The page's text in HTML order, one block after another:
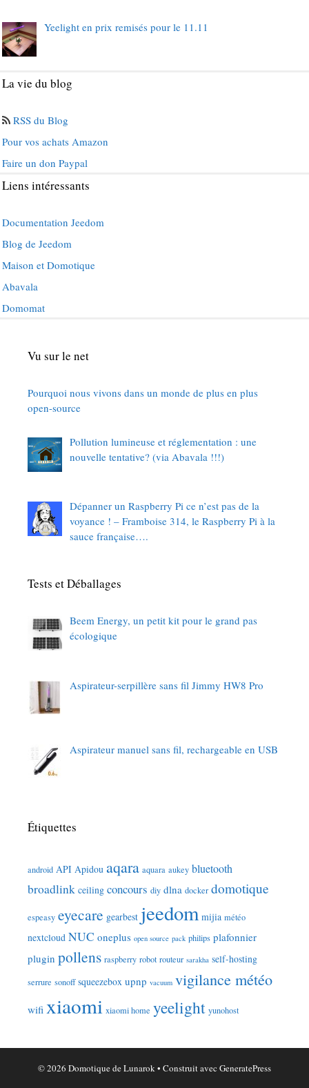
Yeelight en prix remisés pour le 11.11
La vie du blog
RSS du Blog
Pour vos achats Amazon
Faire un don Paypal
Liens intéressants
Documentation Jeedom
Blog de Jeedom
Maison et Domotique
Abavala
Domomat
Vu sur le net
Pourquoi nous vivons dans un monde de plus en plus
open-source
Pollution lumineuse et réglementation : une
nouvelle tentative? (via Abavala !!!)
Dépanner un Raspberry Pi ce n’est pas de la
voyance ! – Framboise 314, le Raspberry Pi à la
sauce française….
Tests et Déballages
Beem Energy, un petit kit pour le grand pas
écologique
Aspirateur-serpillère sans fil Jimmy HW8 Pro
Aspirateur manuel sans fil, rechargeable en USB
Étiquettes
android API Apidou aqara aquara aukey bluetooth
broadlink ceiling concours diy dlna docker domotique
espeasy eyecare gearbest jeedom mijia météo
nextcloud NUC oneplus open source pack philips plafonnier
plugin pollens raspberry robot routeur sarakha self-hosting
serrure sonoff squeezebox upnp vacuum vigilance météo
wifi xiaomi xiaomi home yeelight yunohost
© 2026 Domotique de Lunarok • Construit avec GeneratePress